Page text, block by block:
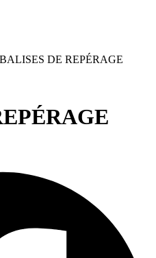
BALISES DE REPÉRAGE